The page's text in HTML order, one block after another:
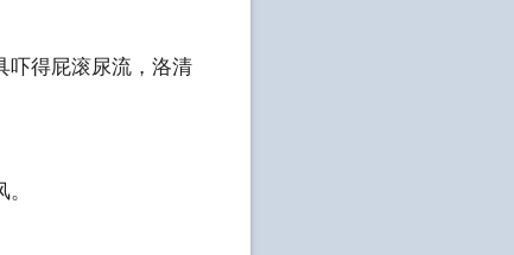
吓得屁滚尿流，洛清